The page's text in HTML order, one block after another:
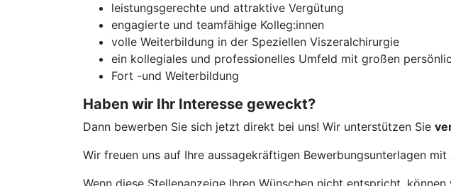
leistungsgerechte und attraktive Vergütung
engagierte und teamfähige Kolleg:innen
volle Weiterbildung in der Speziellen Viszeralchirurgie
ein kollegiales und professionelles Umfeld mit großen
Fort -und Weiterbildung
Haben wir Ihr Interesse geweckt?
Dann bewerben Sie sich jetzt direkt bei uns! Wir unterstützen Sie
Wir freuen uns auf Ihre aussagekräftigen Bewerbungsunterlagen mit
Wenn diese Stellenanzeige Ihren Wünschen nicht entspricht,